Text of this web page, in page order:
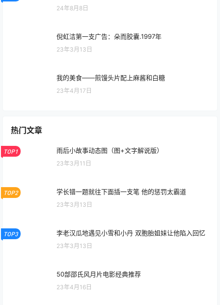
24年8月8日
倪虹洁第一支广告：朵而胶囊.1997年
23年3月13日
我的美食——煎馒头片配上麻酱和白糖
23年4月17日
热门文章
TOP1 雨后小故事动态图（图+文字解说版）
23年3月11日
TOP2 学长错一题就往下面插一支笔 他的惩罚太霸道
23年3月13日
TOP3 李老汉瓜地遇见小雪和小丹 双胞胎姐妹让他陷入回忆
23年3月13日
50部邵氏风月片电影经典推荐
23年4月16日